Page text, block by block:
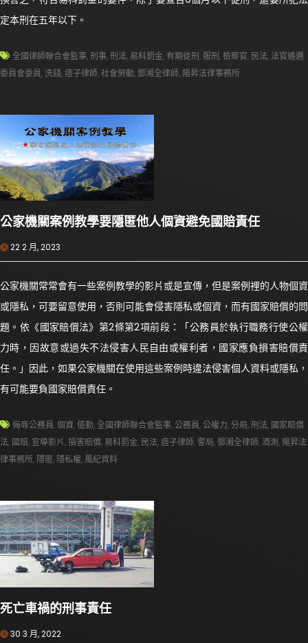
定本刑在五年以下。
全國律師聯合會監事,刑事,刑法, 易科罰金, 有期徒刑,服刑,檢察官, 民法, 法官遴選
委員會委員, 洗錢,痞子律師,社會勞動, 鄧湘全律師, 陽昇法律事務所
公家機關案例教學要隱匿他人個資避免國賠責任
22 2 月, 2023
公家機關常常會有一些案例教學的影片或是宣傳，但是案例裡的人物個資
或隱私，可要留意使用，否則可能會侵害隱私或個資，而有國家賠償的問
題。依《國家賠償法》第2條第2項前段：「公務員於執行職務行使公權
力時，因故意或過失不法侵害人民自由或權利者，國家應負損害賠償責
任。」因此，如果公家機關在使用這些案例時違法侵害個人資料或隱私，
有可能要負國家賠償責任。
侮辱公務員,個資,值勤, 全國律師聯合會監事,公務員,公權力,分局,刑法, 國家賠償
法, 國賠, 宣導影片 ,損害賠償, 易科罰金, 民法,痞子律師,警局, 鄧湘全律師, 酒測 , 陽昇法
律事務所, 隱匿, 隱私權, 風紀資料
死亡車禍的刑事責任
30 3 月, 2022